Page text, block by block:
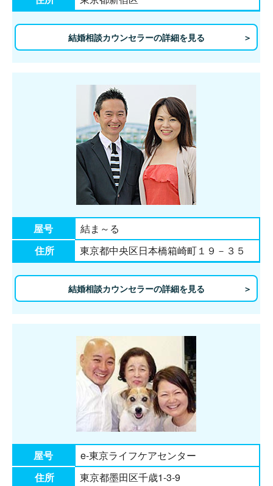
結婚相談カウンセラーの詳細を見る
屋号
結ま～る
住所
東京都中央区日本橋箱崎町１９－３５
結婚相談カウンセラーの詳細を見る
屋号
e-東京ライフケアセンター
住所
東京都墨田区千歳1-3-9